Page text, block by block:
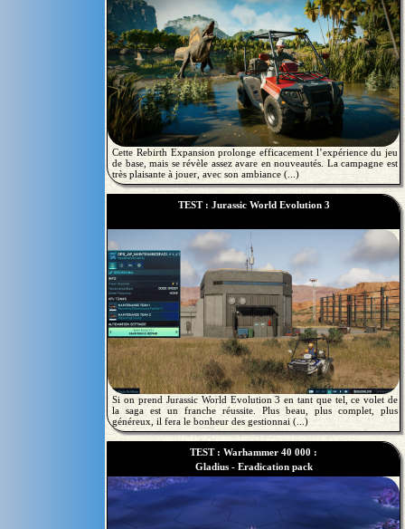
Cette Rebirth Expansion prolonge efficacement l’expérience du jeu
de base, mais se révèle assez avare en nouveautés. La campagne est
très plaisante à jouer, avec son ambiance (...)
TEST : Jurassic World Evolution 3
Si on prend Jurassic World Evolution 3 en tant que tel, ce volet de
la saga est un franche réussite. Plus beau, plus complet, plus
généreux, il fera le bonheur des gestionnai (...)
TEST : Warhammer 40 000 :
Gladius - Eradication pack